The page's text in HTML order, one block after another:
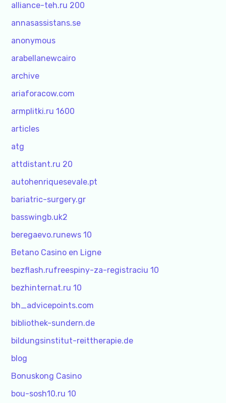
alliance-teh.ru 200
annasassistans.se
anonymous
arabellanewcairo
archive
ariaforacow.com
armplitki.ru 1600
articles
atg
attdistant.ru 20
autohenriquesevale.pt
bariatric-surgery.gr
basswingb.uk2
beregaevo.runews 10
Betano Casino en Ligne
bezflash.rufreespiny-za-registraciu 10
bezhinternat.ru 10
bh_advicepoints.com
bibliothek-sundern.de
bildungsinstitut-reittherapie.de
blog
Bonuskong Casino
bou-sosh10.ru 10